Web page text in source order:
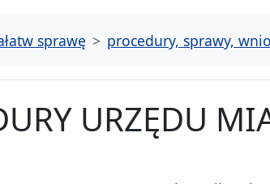
sprawę procedury, sprawy,
URZĘDU